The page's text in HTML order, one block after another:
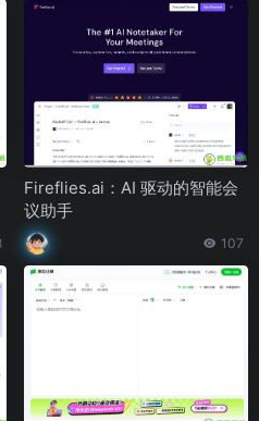
Fireflies.ai：AI 驱动的智能会
议助手
107